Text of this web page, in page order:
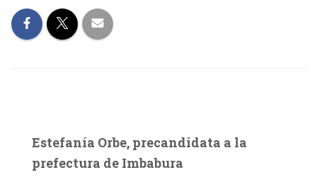
Estefanía Orbe, precandidata a la
prefectura de Imbabura